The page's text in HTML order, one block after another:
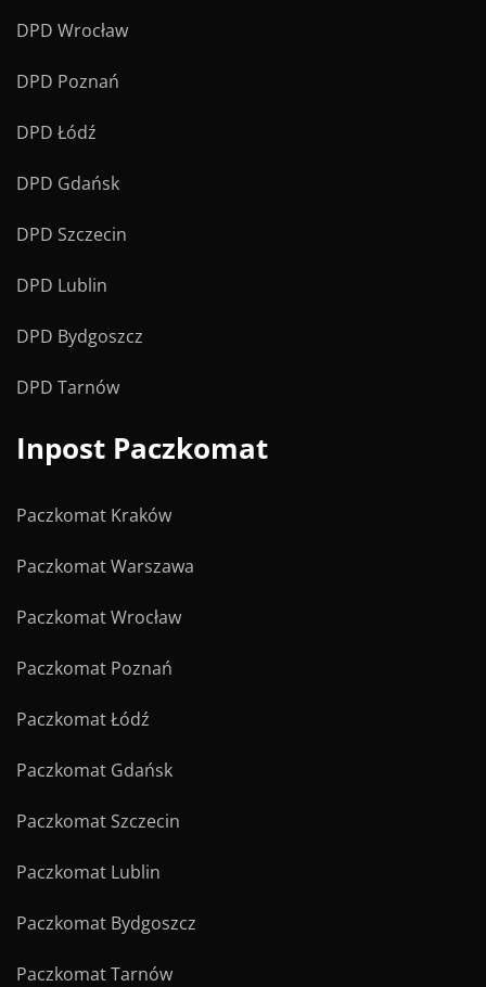
DPD Wrocław
DPD Poznań
DPD Łódź
DPD Gdańsk
DPD Szczecin
DPD Lublin
DPD Bydgoszcz
DPD Tarnów
Inpost Paczkomat
Paczkomat Kraków
Paczkomat Warszawa
Paczkomat Wrocław
Paczkomat Poznań
Paczkomat Łódź
Paczkomat Gdańsk
Paczkomat Szczecin
Paczkomat Lublin
Paczkomat Bydgoszcz
Paczkomat Tarnów